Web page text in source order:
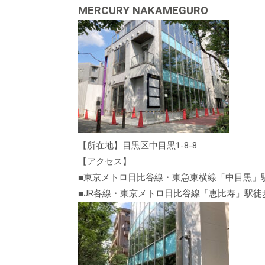
MERCURY NAKAMEGURO
【所在地】目黒区中目黒1-8-8
【アクセス】
■東京メトロ日比谷線・東急東横線「中目黒」
■JR各線・東京メトロ日比谷線「恵比寿」駅徒